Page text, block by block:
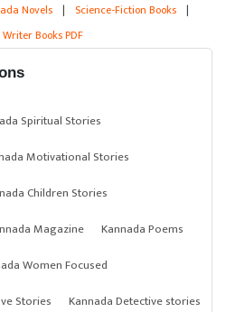
Novels | Science-Fiction Books |
Books PDF
Spiritual Stories
Motivational Stories
Children Stories
Magazine
Kannada Poems
Women Focused
Stories
Kannada Detective stories